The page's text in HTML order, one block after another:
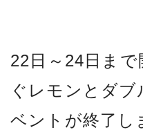
22日～24日ま
ぐレモンとダブ
ベントが終了し